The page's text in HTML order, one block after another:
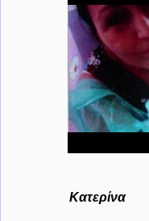
Κατερίνα